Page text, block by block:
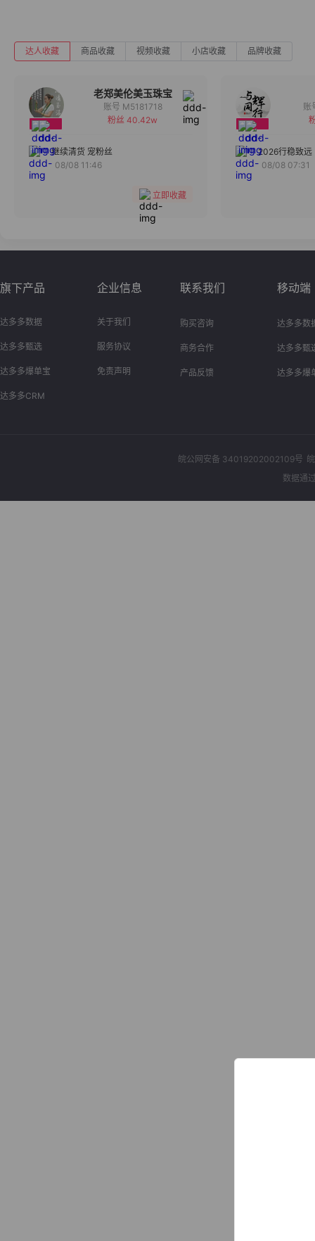
达人收藏 商品收藏 视频收藏 小店收藏 品牌收藏
老郑美伦美玉珠宝
备注
账号 M5181718
粉丝 40.42w
继续清货 宠粉丝
08/08 11:46
立即收藏
2026行稳致远
08/08 07:31
旗下产品
达多多数据
达多多甄选
达多多爆单宝
达多多CRM
企业信息
关于我们
服务协议
免责声明
联系我们
购买咨询
商务合作
产品反馈
移动端
达多多数
达多多甄
达多多爆
皖公网安备 34019202002109号
数据通